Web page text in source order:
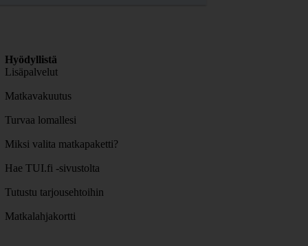
Hyödyllistä
Lisäpalvelut
Matkavakuutus
Turvaa lomallesi
Miksi valita matkapaketti?
Hae TUI.fi -sivustolta
Tutustu tarjousehtoihin
Matkalahjakortti